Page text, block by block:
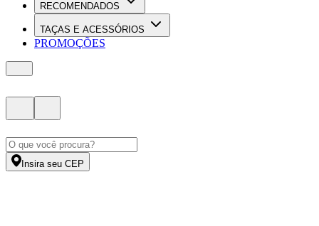
RECOMENDADOS
TAÇAS E ACESSÓRIOS
PROMOÇÕES
Insira seu CEP